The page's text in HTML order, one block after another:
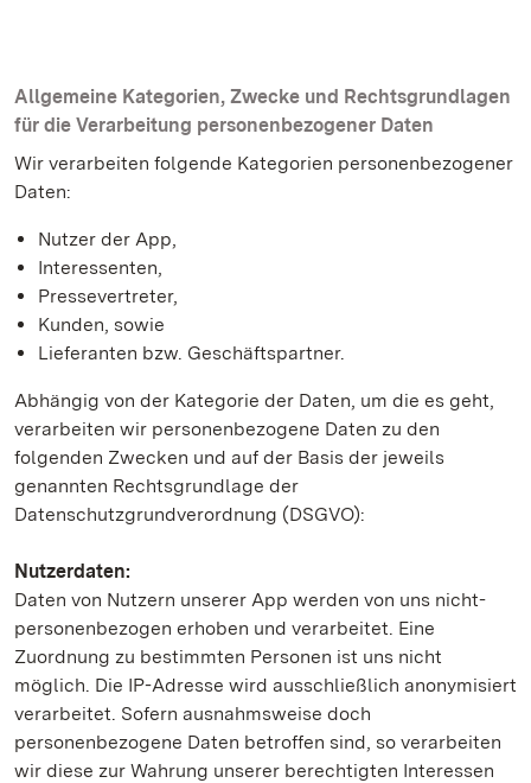
Allgemeine Kategorien, Zwecke und Rechtsgrundlagen
für die Verarbeitung personenbezogener Daten
Wir verarbeiten folgende Kategorien personenbezogener
Daten:
Nutzer der App,
Interessenten,
Pressevertreter,
Kunden, sowie
Lieferanten bzw. Geschäftspartner.
Abhängig von der Kategorie der Daten, um die es geht,
verarbeiten wir personenbezogene Daten zu den
folgenden Zwecken und auf der Basis der jeweils
genannten Rechtsgrundlage der
Datenschutzgrundverordnung (DSGVO):
Nutzerdaten:
Daten von Nutzern unserer App werden von uns nicht-
personenbezogen erhoben und verarbeitet. Eine
Zuordnung zu bestimmten Personen ist uns nicht
möglich. Die IP-Adresse wird ausschließlich anonymisiert
verarbeitet. Sofern ausnahmsweise doch
personenbezogene Daten betroffen sind, so verarbeiten
wir diese zur Wahrung unserer berechtigten Interessen